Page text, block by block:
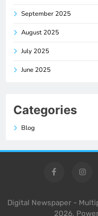
September 2025
August 2025
July 2025
June 2025
Categories
Blog
Digital Newspaper -
2026.